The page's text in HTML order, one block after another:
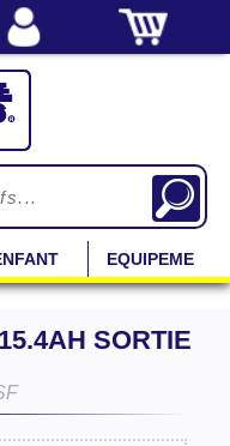
EQUIPEMENT
SORTIE